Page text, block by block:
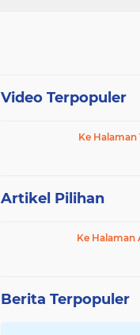
Video Terpopuler
Ke Halaman
Artikel Pilihan
Ke Halaman
Berita Terpopuler